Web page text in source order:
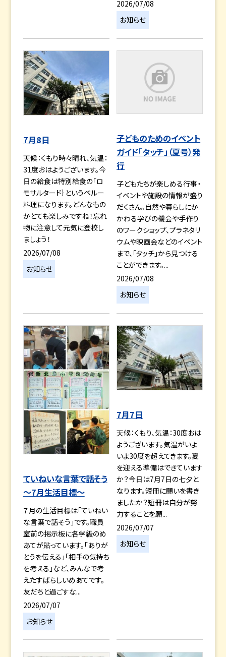
2026/07/08
お知らせ
7月8日
天候：くもり時々晴れ、気温：
31度おはようございます。今
日の給食は特別給食の「ロ
モサルタード｝というペルー
料理になります。どんなもの
かとても楽しみですね！忘れ
物に注意して元気に登校し
ましょう！
2026/07/08
お知らせ
子どものためのイベント
ガイド「タッチ」（夏号）発
行
子どもたちが楽しめる行事・
イベントや施設の情報が盛り
だくさん。自然や暮らしにか
かわる学びの機会や手作り
のワークショップ、プラネタリ
ウムや映画会などのイベント
まで、「タッチ」から見つける
ことができます。...
2026/07/08
お知らせ
ていねいな言葉で話そう
～7月生活目標～
７月の生活目標は「ていねい
な言葉で話そう」です。職員
室前の掲示板に各学級のめ
あてが貼っています。「ありが
とうを伝える」「相手の気持ち
を考える」など、みんなで考
えたすばらしいめあてです。
友だちと過ごすな...
2026/07/07
お知らせ
7月7日
天候：くもり、気温：30度おは
ようございます。気温がいよ
いよ30度を超えてきます。夏
を迎える準備はできています
か？今日は7月7日の七夕と
なります。短冊に願いを書き
ましたか？短冊は自分が努
力することを願...
2026/07/07
お知らせ